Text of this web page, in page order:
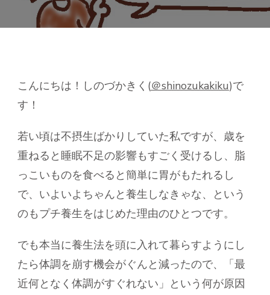
を
っ
小
と
か
ら
体
を
変
え
る、
け
ら
れ
る
こんにちは！しのづかきく(＠shinozukakiku)で
す！
若い頃は不摂生ばかりしていた私ですが、歳を
重ねると睡眠不足の影響もすごく受けるし、脂
っこいものを食べると簡単に胃がもたれるし
で、いよいよちゃんと養生しなきゃな、という
のもプチ養生をはじめた理由のひとつです。
でも本当に養生法を頭に入れて暮らすようにし
たら体調を崩す機会がぐんと減ったので、「最
近何となく体調がすぐれない」という何が原因